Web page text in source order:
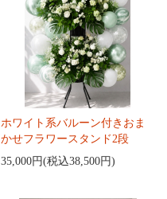
ホワイト系バルーン付きおま
かせフラワースタンド2段
35,000円(税込38,500円)